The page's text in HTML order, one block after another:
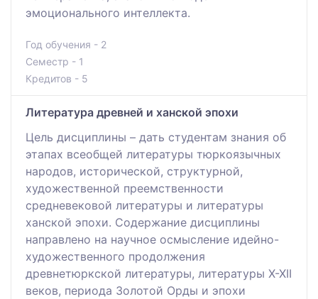
эмоционального интеллекта.
Год обучения - 2
Семестр - 1
Кредитов - 5
Литература древней и ханской эпохи
Цель дисциплины – дать студентам знания об
этапах всеобщей литературы тюркоязычных
народов, исторической, структурной,
художественной преемственности
средневековой литературы и литературы
ханской эпохи. Содержание дисциплины
направлено на научное осмысление идейно-
художественного продолжения
древнетюркской литературы, литературы Х-ХІІ
веков, периода Золотой Орды и эпохи